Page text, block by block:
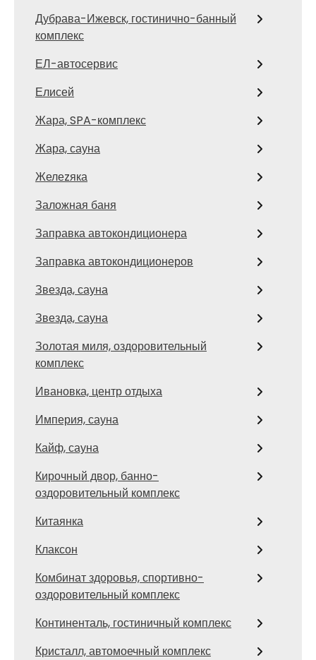
Дубрава-Ижевск, гостинично-банный
комплекс
ЕЛ-автосервис
Елисей
Жара, SPA-комплекс
Жара, сауна
Желеzяка
Заложная баня
Заправка автокондиционера
Заправка автокондиционеров
Звезда, сауна
Звезда, сауна
Золотая миля, оздоровительный
комплекс
Ивановка, центр отдыха
Империя, сауна
Кайф, сауна
Кирочный двор, банно-
оздоровительный комплекс
Китаянка
Клаксон
Комбинат здоровья, спортивно-
оздоровительный комплекс
Континенталь, гостиничный комплекс
Кристалл, автомоечный комплекс